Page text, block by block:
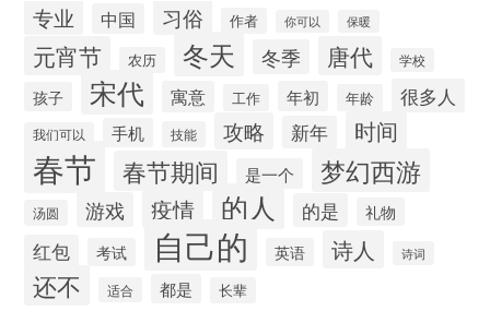
专业 中国 习俗 作者 你可以 保暖
元宵节 农历 冬天 冬季 唐代 学校
孩子 宋代 寓意 工作 年初 年龄 很多人
我们可以 手机 技能 攻略 新年 时间
春节 春节期间 是一个 梦幻西游
汤圆 游戏 疫情 的人 的是 礼物
红包 考试 自己的 英语 诗人 诗词
还不 适合 都是 长辈